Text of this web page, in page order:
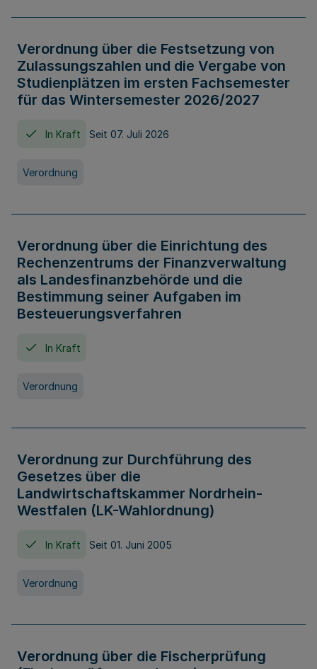
Verordnung über die Festsetzung von
Zulassungszahlen und die Vergabe von
Studienplätzen im ersten Fachsemester
für das Wintersemester 2026/2027
In Kraft Seit 07. Juli 2026
Verordnung
Verordnung über die Einrichtung des
Rechenzentrums der Finanzverwaltung
als Landesfinanzbehörde und die
Bestimmung seiner Aufgaben im
Besteuerungsverfahren
In Kraft
Verordnung
Verordnung zur Durchführung des
Gesetzes über die
Landwirtschaftskammer Nordrhein-
Westfalen (LK-Wahlordnung)
In Kraft Seit 01. Juni 2005
Verordnung
Verordnung über die Fischerprüfung